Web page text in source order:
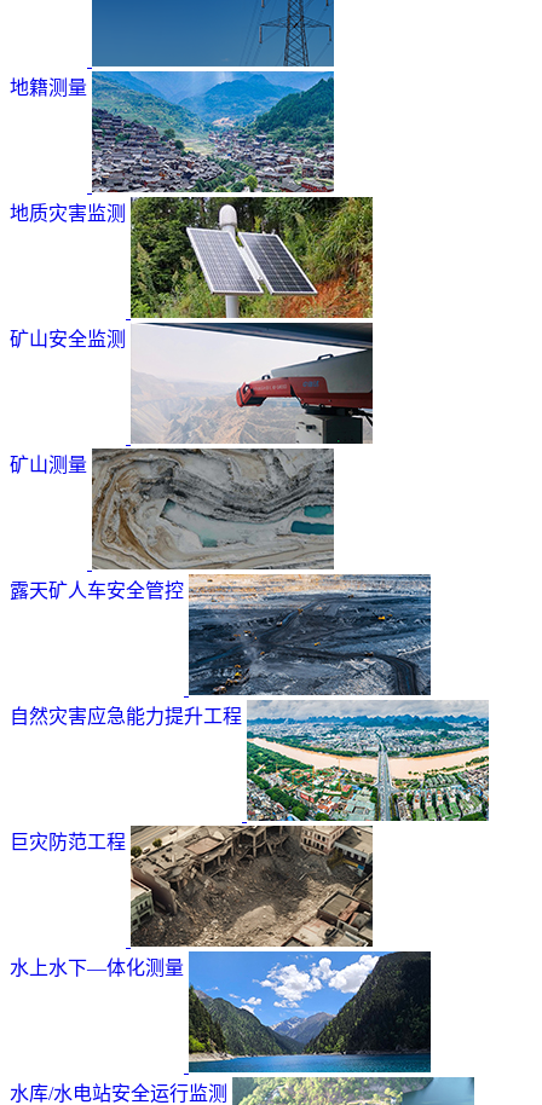
地籍测量
地质灾害监测
矿山安全监测
矿山测量
露天矿人车安全管控
自然灾害应急能力提升工程
巨灾防范工程
水上水下—体化测量
水库/水电站安全运行监测